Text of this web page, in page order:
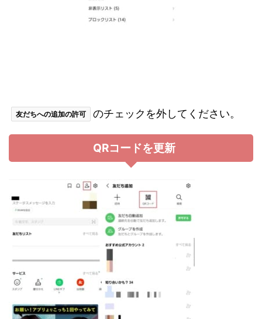
友だちへの追加の許可 のチェックを外してください。
QRコードを更新